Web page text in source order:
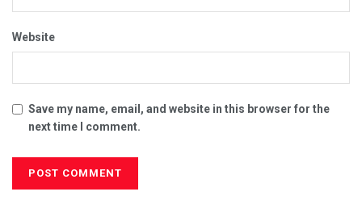
Website
Save my name, email, and website in this browser for the
next time I comment.